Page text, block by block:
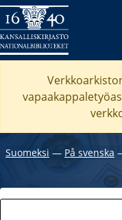
Suomeksi ― På svenska